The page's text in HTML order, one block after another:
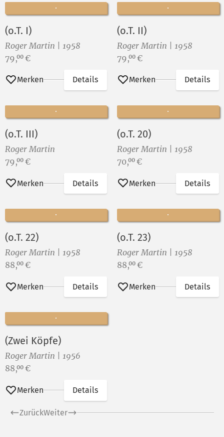
(o.T. I)
Roger Martin | 1958
Preis:
79,00 €
Merken Details
(o.T. II)
Roger Martin | 1958
Preis:
79,00 €
Merken Details
(o.T. III)
Roger Martin
Preis:
79,00 €
Merken Details
(o.T. 20)
Roger Martin | 1958
Preis:
70,00 €
Merken Details
(o.T. 22)
Roger Martin | 1958
Preis:
88,00 €
Merken Details
(o.T. 23)
Roger Martin | 1958
Preis:
88,00 €
Merken Details
(Zwei Köpfe)
Roger Martin | 1956
Preis:
88,00 €
Merken Details
ZurückWeiter